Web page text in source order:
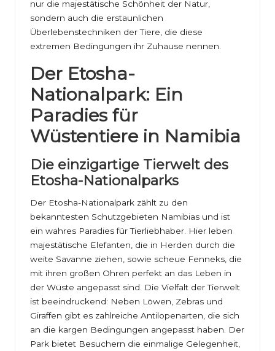
nur die majestätische Schönheit der Natur,
sondern auch die erstaunlichen
Überlebenstechniken der Tiere, die diese
extremen Bedingungen ihr Zuhause nennen.
Der Etosha-
Nationalpark: Ein
Paradies für
Wüstentiere in Namibia
Die einzigartige Tierwelt des
Etosha-Nationalparks
Der Etosha-Nationalpark zählt zu den
bekanntesten Schutzgebieten Namibias und ist
ein wahres Paradies für Tierliebhaber. Hier leben
majestätische Elefanten, die in Herden durch die
weite Savanne ziehen, sowie scheue Fenneks, die
mit ihren großen Ohren perfekt an das Leben in
der Wüste angepasst sind. Die Vielfalt der Tierwelt
ist beeindruckend: Neben Löwen, Zebras und
Giraffen gibt es zahlreiche Antilopenarten, die sich
an die kargen Bedingungen angepasst haben. Der
Park bietet Besuchern die einmalige Gelegenheit,